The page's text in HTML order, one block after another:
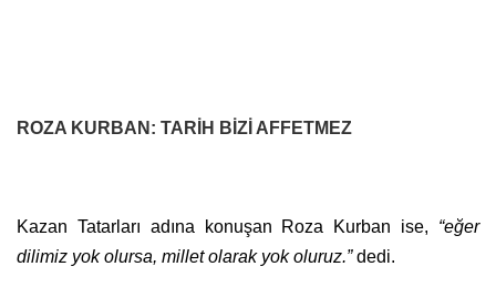
ROZA KURBAN: TARİH BİZİ AFFETMEZ
Kazan Tatarları adına konuşan Roza Kurban ise, “eğer
dilimiz yok olursa, millet olarak yok oluruz.”dedi.